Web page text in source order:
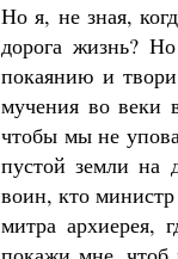
Но я, не зная,
дорога жизнь?
покаянию и
мучения во веки
чтобы мы не
пустой земли на
воин, кто
митра архиерея,